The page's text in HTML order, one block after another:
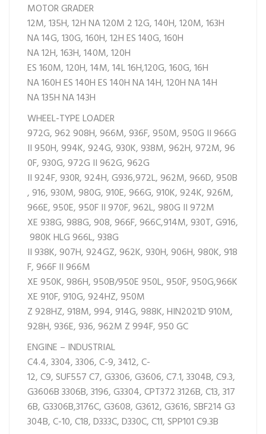
MOTOR GRADER
12M,135H,12H NA120M 212G,140H,120M,163H
NA14G,130G,160H,12H ES140G,160H
NA12H,163H,140M,120H
ES160M,120H,14M,14L16H,120G,160G,16H
NA160H ES140H ES140H NA14H,120H NA14H
NA135H NA143H
WHEEL-TYPE LOADER
972G,962908H,966M,936F,950M,950G II966G
II950H,994K,924G,930K,938M,962H,972M,96
0F,930G,972G II962G,962G
II924F,930R,924H,G936,972L,962M,966D,950B
,916,930M,980G,910E,966G,910K,924K,926M,
966E,950E,950F II970F,962L,980G II972M
XE938G,988G,908,966F,966C,914M,930T,G916,
980K HLG966L,938G
II938K,907H,924GZ,962K,930H,906H,980K,918
F,966F II966M
XE950K,986H,950B/950E950L,950F,950G,966K
XE910F,910G,924HZ,950M
Z928HZ,918M,994,914G,988K,HIN2021D910M,
928H,936E,936,962M Z994F,950 GC
ENGINE – INDUSTRIAL
C4.4,3304,3306,C-9,3412,C-
12,C9,SUF557C7,G3306,G3606,C7.1,3304B,C9.3,
G3606B3306B,3196,G3304,CPT3723126B,C13,317
6B,G3306B,3176C,G3608,G3612,G3616,SBF214G3
304B,C-10,C18,D333C,D330C,C11,SPP101C9.3B